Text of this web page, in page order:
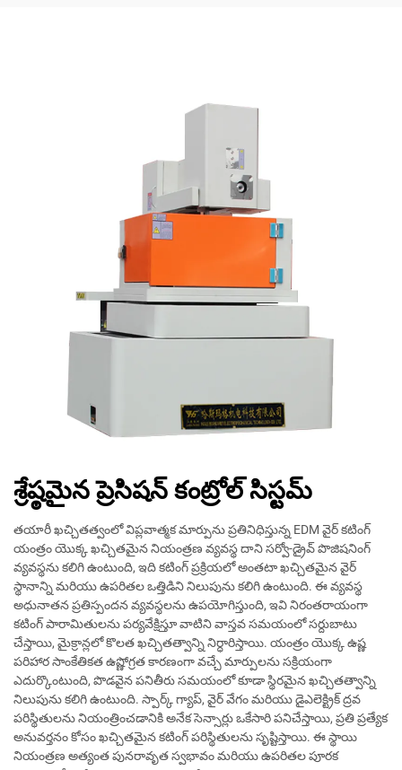
శ్రేష్ఠమైన ప్రెసిషన్ కంట్రోల్ సిస్టమ్
తయారీ ఖచ్చితత్వంలో విప్లవాత్మక మార్పును ప్రతినిధిస్తున్న EDM వైర్ కటింగ్
యంత్రం యొక్క ఖచ్చితమైన నియంత్రణ వ్యవస్థ దాని సర్వో-డ్రైవ్ పొజిషనింగ్
వ్యవస్థను కలిగి ఉంటుంది, ఇది కటింగ్ ప్రక్రియలో అంతటా ఖచ్చితమైన వైర్
స్థానాన్ని మరియు ఉపరితల ఒత్తిడిని నిలుపును కలిగి ఉంటుంది. ఈ వ్యవస్థ
అధునాతన ప్రతిస్పందన వ్యవస్థలను ఉపయోగిస్తుంది, ఇవి నిరంతరాయంగా
కటింగ్ పారామితులను పర్యవేక్షిస్తూ వాటిని వాస్తవ సమయంలో సర్దుబాటు
చేస్తాయి, మైక్రాన్లలో కొలత ఖచ్చితత్వాన్ని నిర్ధారిస్తాయి. యంత్రం యొక్క ఉష్ణ
పరిహార సాంకేతికత ఉష్ణోగ్రత కారణంగా వచ్చే మార్పులను సక్రియంగా
ఎదుర్కొంటుంది, పొడవైన పనితీరు సమయంలో కూడా స్థిరమైన ఖచ్చితత్వాన్ని
నిలుపును కలిగి ఉంటుంది. స్పార్క్ గ్యాప్, వైర్ వేగం మరియు డైఎలెక్ట్రిక్ ద్రవ
పరిస్థితులను నియంత్రించడానికి అనేక సెన్సార్లు ఒకేసారి పనిచేస్తాయి, ప్రతి ప్రత్యేక
అనువర్తనం కోసం ఖచ్చితమైన కటింగ్ పరిస్థితులను సృష్టిస్తాయి. ఈ స్థాయి
నియంత్రణ అత్యంత పునరావృత స్వభావం మరియు ఉపరితల పూరక